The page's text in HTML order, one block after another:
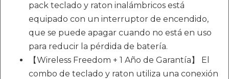
pack teclado y raton inalámbricos está
equipado con un interruptor de encendido,
que se puede apagar cuando no está en uso
para reducir la pérdida de batería.
【Wireless Freedom + 1 Año de Garantía】 El
combo de teclado y raton utiliza una conexión